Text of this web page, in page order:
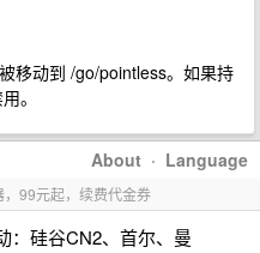
移动到 /go/pointless。如果持
。
About · Language
99元起，续费代金券
：硅谷CN2、首尔、曼